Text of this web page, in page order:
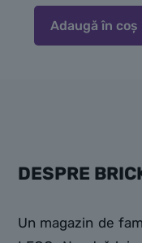
Adaugă în coș
DESPRE
Un magazin de